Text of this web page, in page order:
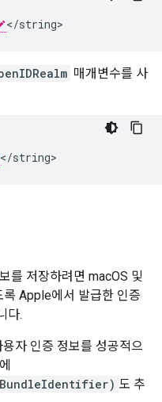
</string>
매개변수를 사
</string>
를 저장하려면 macOS 및
Apple에서 발급한 인증
다.
자 인증 정보를 성공적으
도 추